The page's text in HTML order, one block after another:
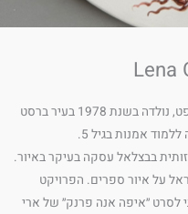
Lena
לנה גוברמן פסלת, מאיירת ואמנית קונספט, נולדה בשנת 1978 בעיר ברסט
אמנות בגיל 5.
בבצלאל עסקה בעיקר באיור.
לסרט ״איפה אנה פרנק״ של ארי